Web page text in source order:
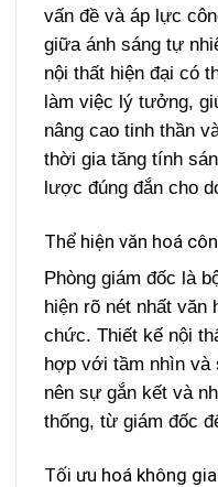
vấn đề và áp lực
giữa ánh sáng tự
nội thất hiện đại có
làm việc lý tưởng,
nâng cao tinh thần
thời gia tăng tính
lược đúng đắn cho
Thể hiện văn hoá
Phòng giám đốc là
hiện rõ nét nhất văn
chức. Thiết kế nội
hợp với tầm nhìn và
nên sự gắn kết và
thống, từ giám đốc
Tối ưu hoá không